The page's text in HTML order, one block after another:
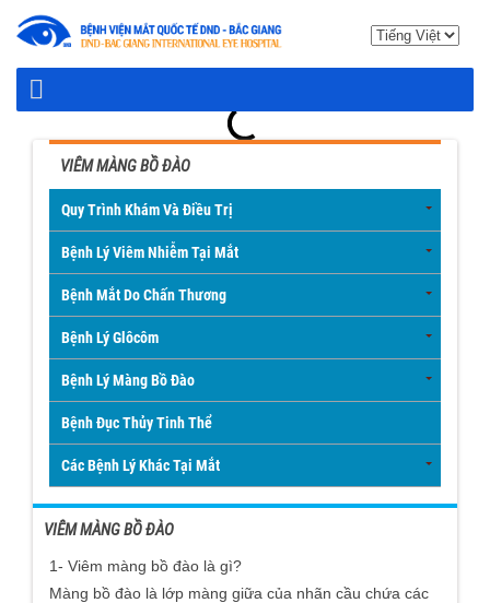
VIÊM MÀNG BỒ ĐÀO
Quy Trình Khám Và Điều Trị
Bệnh Lý Viêm Nhiễm Tại Mắt
Bệnh Mắt Do Chấn Thương
Bệnh Lý Glôcôm
Bệnh Lý Màng Bồ Đào
Bệnh Đục Thủy Tinh Thể
Các Bệnh Lý Khác Tại Mắt
VIÊM MÀNG BỒ ĐÀO
1- Viêm màng bồ đào là gì?
Màng bồ đào là lớp màng giữa của nhãn cầu chứa các